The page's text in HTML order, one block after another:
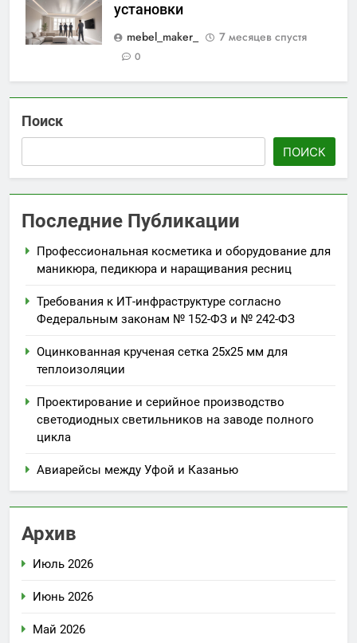
установки
mebel_maker_
7 месяцев спустя
0
Поиск
ПОИСК
Последние Публикации
Профессиональная косметика и оборудование для
маникюра, педикюра и наращивания ресниц
Требования к ИТ-инфраструктуре согласно
Федеральным законам № 152-ФЗ и № 242-ФЗ
Оцинкованная крученая сетка 25х25 мм для
теплоизоляции
Проектирование и серийное производство
светодиодных светильников на заводе полного
цикла
Авиарейсы между Уфой и Казанью
Архив
Июль 2026
Июнь 2026
Май 2026